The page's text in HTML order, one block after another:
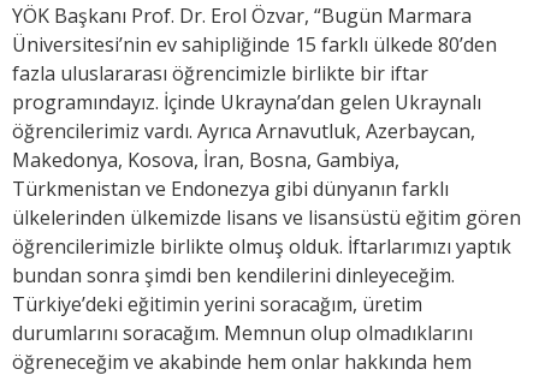
YÖK Başkanı Prof. Dr. Erol Özvar, “Bugün Marmara
Üniversitesi’nin ev sahipliğinde 15 farklı ülkede 80’den
fazla uluslararası öğrencimizle birlikte bir iftar
programındayız. İçinde Ukrayna’dan gelen Ukraynalı
öğrencilerimiz vardı. Ayrıca Arnavutluk, Azerbaycan,
Makedonya, Kosova, İran, Bosna, Gambiya,
Türkmenistan ve Endonezya gibi dünyanın farklı
ülkelerinden ülkemizde lisans ve lisansüstü eğitim gören
öğrencilerimizle birlikte olmuş olduk. İftarlarımızı yaptık
bundan sonra şimdi ben kendilerini dinleyeceğim.
Türkiye’deki eğitimin yerini soracağım, üretim
durumlarını soracağım. Memnun olup olmadıklarını
öğreneceğim ve akabinde hem onlar hakkında hem